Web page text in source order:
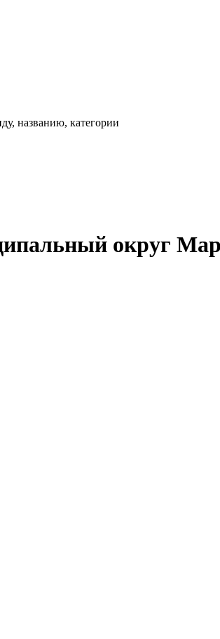
названию, категории
округ